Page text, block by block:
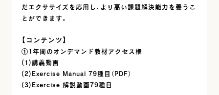
だエクササイズを応用し、より高い課題解決能力を養うこ
とができます。
【コンテンツ】
①1年間のオンデマンド教材アクセス権
(1)講義動画
(2)Exercise Manual 79種目（PDF）
(3)Exercise 解説動画79種目